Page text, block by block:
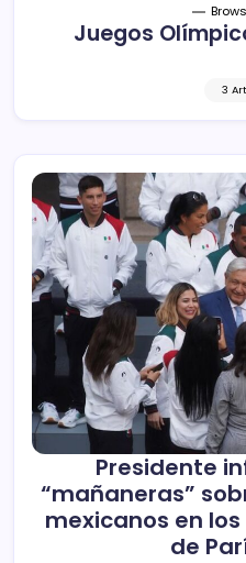
Juegos
3
Presidente
“mañaneras”
mexicanos en
de